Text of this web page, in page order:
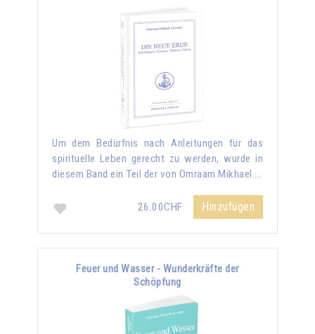
Um dem Bedürfnis nach Anleitungen für das
spirituelle Leben gerecht zu werden, wurde in
diesem Band ein Teil der von Omraam Mikhael …
26.00CHF Hinzufügen
Feuer und Wasser - Wunderkräfte der
Schöpfung